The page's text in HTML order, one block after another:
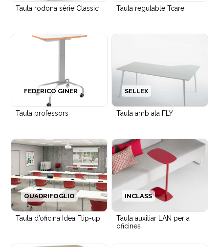
Taula rodona sèrie Classic Taula regulable Tcare
Taula professors
FEDERICO GINER
Taula amb ala FLY
SELLEX
Taula d’oficina Idea Flip-up
QUADRIFOGLIO
Taula auxiliar LAN per a
oficines
INCLASS